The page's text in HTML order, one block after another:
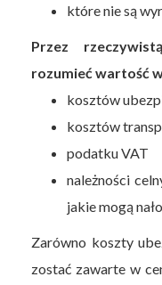
które nie są
Przez
rozumieć wartość
kosztów
kosztów
podatku VAT
należności
jakie mogą
Zarówno koszty
zostać zawarte w